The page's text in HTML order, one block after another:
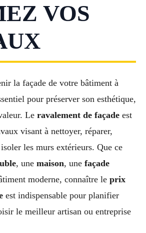
VOS
la façade de votre bâtiment à
pour préserver son esthétique,
Le ravalement de façade est
visant à nettoyer, réparer,
les murs extérieurs. Que ce
, une maison, une façade
moderne, connaître le prix
est indispensable pour planifier
le meilleur artisan ou entreprise